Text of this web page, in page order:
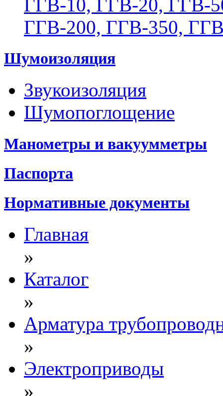
ГГВ-10, ГГВ-20, ГГВ-
ГГВ-200, ГГВ-350,
Шумоизоляция
Звукоизоляция
Шумопоглощение
Манометры и вакуумметры
Паспорта
Нормативные документы
Главная
»
Каталог
»
Арматура
»
Электроприводы
»